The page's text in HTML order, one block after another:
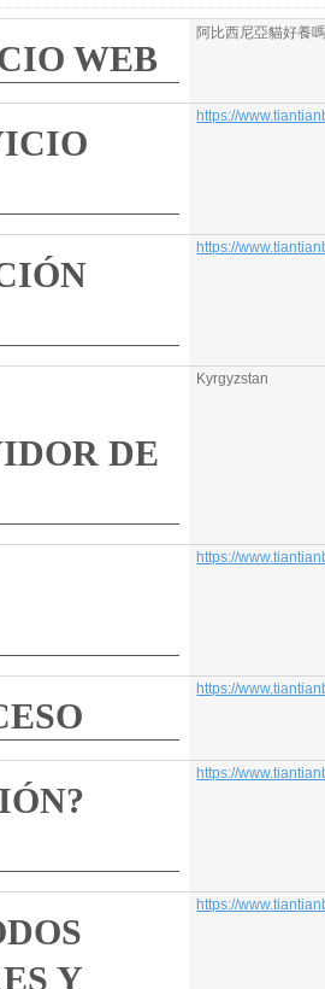
https://www.tiantianblog.com/abyssinian-cat/
https://www.tiantianblog.com/abyssinian-cat/
https://www.tiantianblog.com/abyssinian-cat/
https://www.tiantianblog.com/abyssinian-cat/
https://www.tiantianblog.com/abyssinian-cat/
https://www.tiantianblog.com/abyssinian-cat/